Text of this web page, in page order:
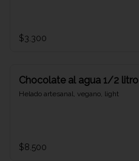
$3.300
Chocolate al agua 1/2 litro
Helado artesanal, vegano, light
$8.500